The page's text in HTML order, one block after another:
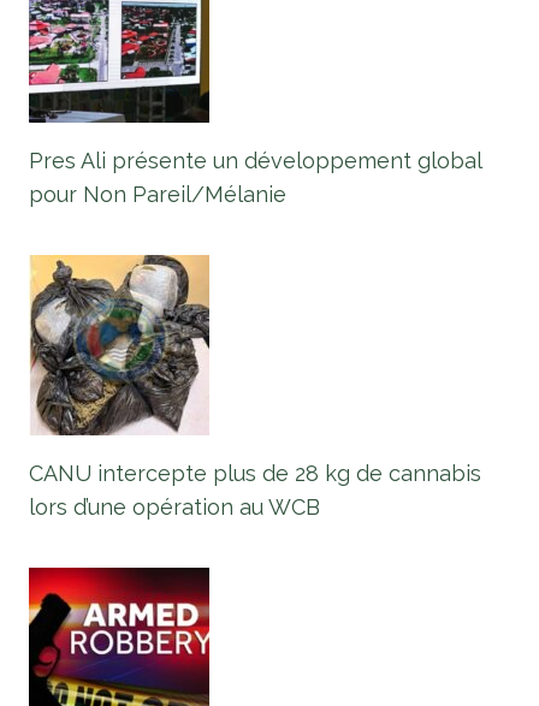
Pres Ali présente un développement global
pour Non Pareil/Mélanie
CANU intercepte plus de 28 kg de cannabis
lors d’une opération au WCB